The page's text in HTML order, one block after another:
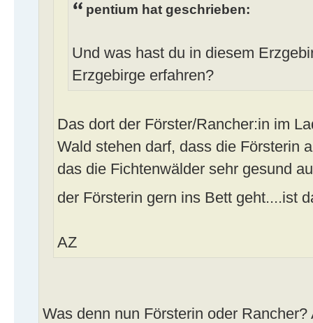
pentium hat geschrieben:
Und was hast du in diesem
Erzgebirge erfahren?
Das dort der Förster/Rancher:in im
Wald stehen darf, dass die Försterin
das die Fichtenwälder sehr gesund
der Försterin gern ins Bett geht....ist
AZ
Was denn nun Försterin oder